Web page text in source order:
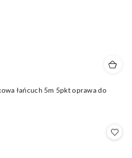
łańcuch 5m 5pkt oprawa do